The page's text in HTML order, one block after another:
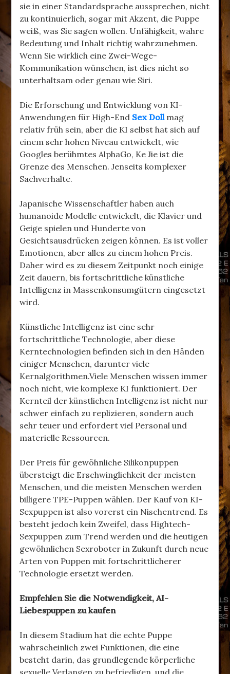
sie in einer Standardsprache aussprechen, nicht
zu kontinuierlich, sogar mit Akzent, die Puppe
weiß, was Sie sagen wollen. Unfähigkeit, wahre
Bedeutung und Inhalt richtig wahrzunehmen.
Wenn Sie wirklich eine Zwei-Wege-
Kommunikation wünschen, ist dies nicht so
unterhaltsam oder genau wie Siri.
Die Erforschung und Entwicklung von KI-
Anwendungen für High-End Sex Dollmag
relativ früh sein, aber die KI selbst hat sich auf
einem sehr hohen Niveau entwickelt, wie
Googles berühmtes AlphaGo, Ke Jie ist die
Grenze des Menschen. Jenseits komplexer
Sachverhalte.
Japanische Wissenschaftler haben auch
humanoide Modelle entwickelt, die Klavier und
Geige spielen und Hunderte von
Gesichtsausdrücken zeigen können. Es ist voller
Emotionen, aber alles zu einem hohen Preis.
Daher wird es zu diesem Zeitpunkt noch einige
Zeit dauern, bis fortschrittliche künstliche
Intelligenz in Massenkonsumgütern eingesetzt
wird.
Künstliche Intelligenz ist eine sehr
fortschrittliche Technologie, aber diese
Kerntechnologien befinden sich in den Händen
einiger Menschen, darunter viele
Kernalgorithmen.Viele Menschen wissen immer
noch nicht, wie komplexe KI funktioniert. Der
Kernteil der künstlichen Intelligenz ist nicht nur
schwer einfach zu replizieren, sondern auch
sehr teuer und erfordert viel Personal und
materielle Ressourcen.
Der Preis für gewöhnliche Silikonpuppen
übersteigt die Erschwinglichkeit der meisten
Menschen, und die meisten Menschen werden
billigere TPE-Puppen wählen. Der Kauf von KI-
Sexpuppen ist also vorerst ein Nischentrend. Es
besteht jedoch kein Zweifel, dass Hightech-
Sexpuppen zum Trend werden und die heutigen
gewöhnlichen Sexroboter in Zukunft durch neue
Arten von Puppen mit fortschrittlicherer
Technologie ersetzt werden.
Empfehlen Sie die Notwendigkeit, AI-
Liebespuppen zu kaufen
In diesem Stadium hat die echte Puppe
wahrscheinlich zwei Funktionen, die eine
besteht darin, das grundlegende körperliche
sexuelle Verlangen zu befriedigen, und die